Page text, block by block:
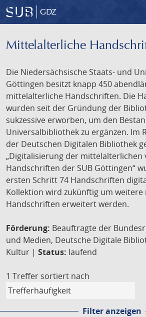
GDZ
Mittelalterliche
Die Niedersächsische Staats- und
Göttingen besitzt knapp 450
mittelalterliche Handschriften. Die
wurden seit der Gründung der
sukzessive erworben, um den
Universalbibliothek zu ergänzen. Im
der Deutschen Digitalen Bibliothek
„Digitalisierung der mittelalterlichen
Handschriften der SUB Göttingen“
ersten Schritt 74 Handschriften
Kollektion wird zukünftig um
Handschriften erweitert werden.
Förderung: Beauftragte der
und Medien, Deutsche Digitale
Kultur | Status: laufend
1 Treffer sortiert nach
Filter anzeigen